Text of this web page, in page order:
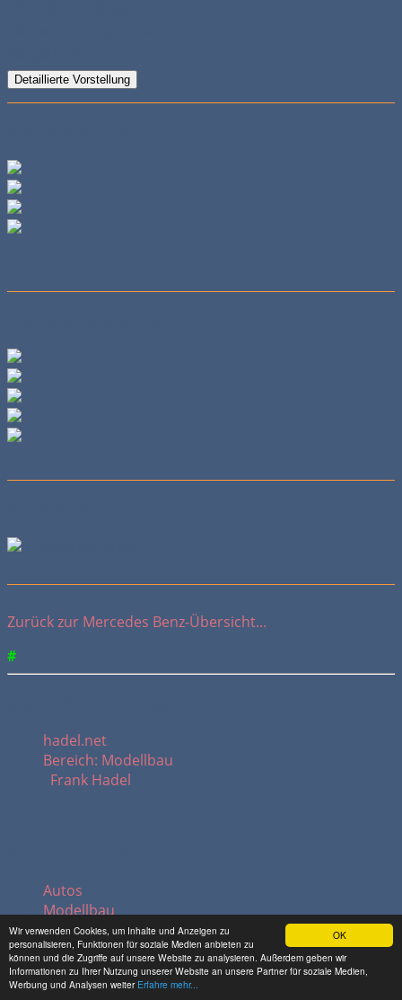
OK
Wir verwenden Cookies, um Inhalte und Anzeigen zu
personalisieren, Funktionen für soziale Medien anbieten zu
können und die Zugriffe auf unsere Website zu analysieren. Außerdem geben wir
Informationen zu Ihrer Nutzung unserer Website an unsere Partner für soziale Medien,
Werbung und Analysen weiter Erfahre mehr...
Detaillierte Vorstellung
Zurück zur Mercedes Benz-Übersicht...
#
hadel.net
Bereich: Modellbau
Frank Hadel
Autos
Modellbau
Reitertreff
Mediengalerie
Hadelblog
Vogelfrei